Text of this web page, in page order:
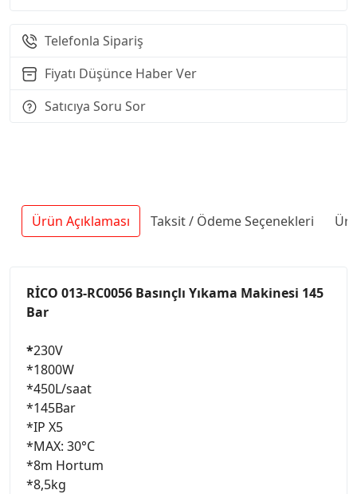
Telefonla Sipariş
Fiyatı Düşünce Haber Ver
Satıcıya Soru Sor
Ürün Açıklaması Taksit / Ödeme Seçenekleri
RİCO 013-RC0056 Basınçlı Yıkama Makinesi 145
Bar
*230V
*1800W
*450L/saat
*145Bar
*IP X5
*MAX: 30°C
*8m Hortum
*8,5kg